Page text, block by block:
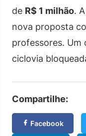
de R$ 1 milhão.
nova proposta
professores. Um
ciclovia
Compartilhe:
Facebook